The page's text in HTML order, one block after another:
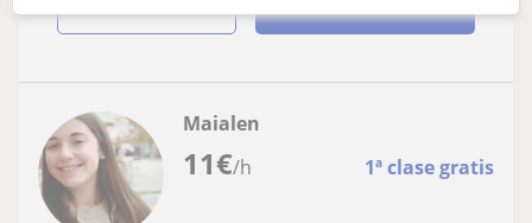
11€/h 1ª clase gratis
Maialen